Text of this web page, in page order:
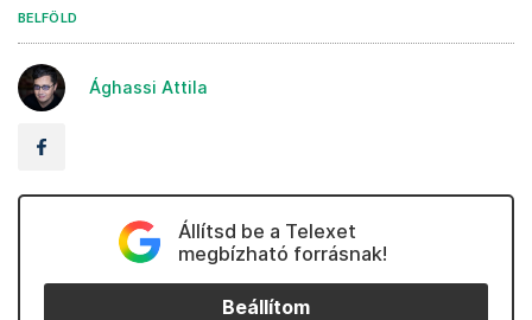
BELFÖLD
Ághassi Attila
Állítsd be a Telexet
megbízható forrásnak!
Beállítom